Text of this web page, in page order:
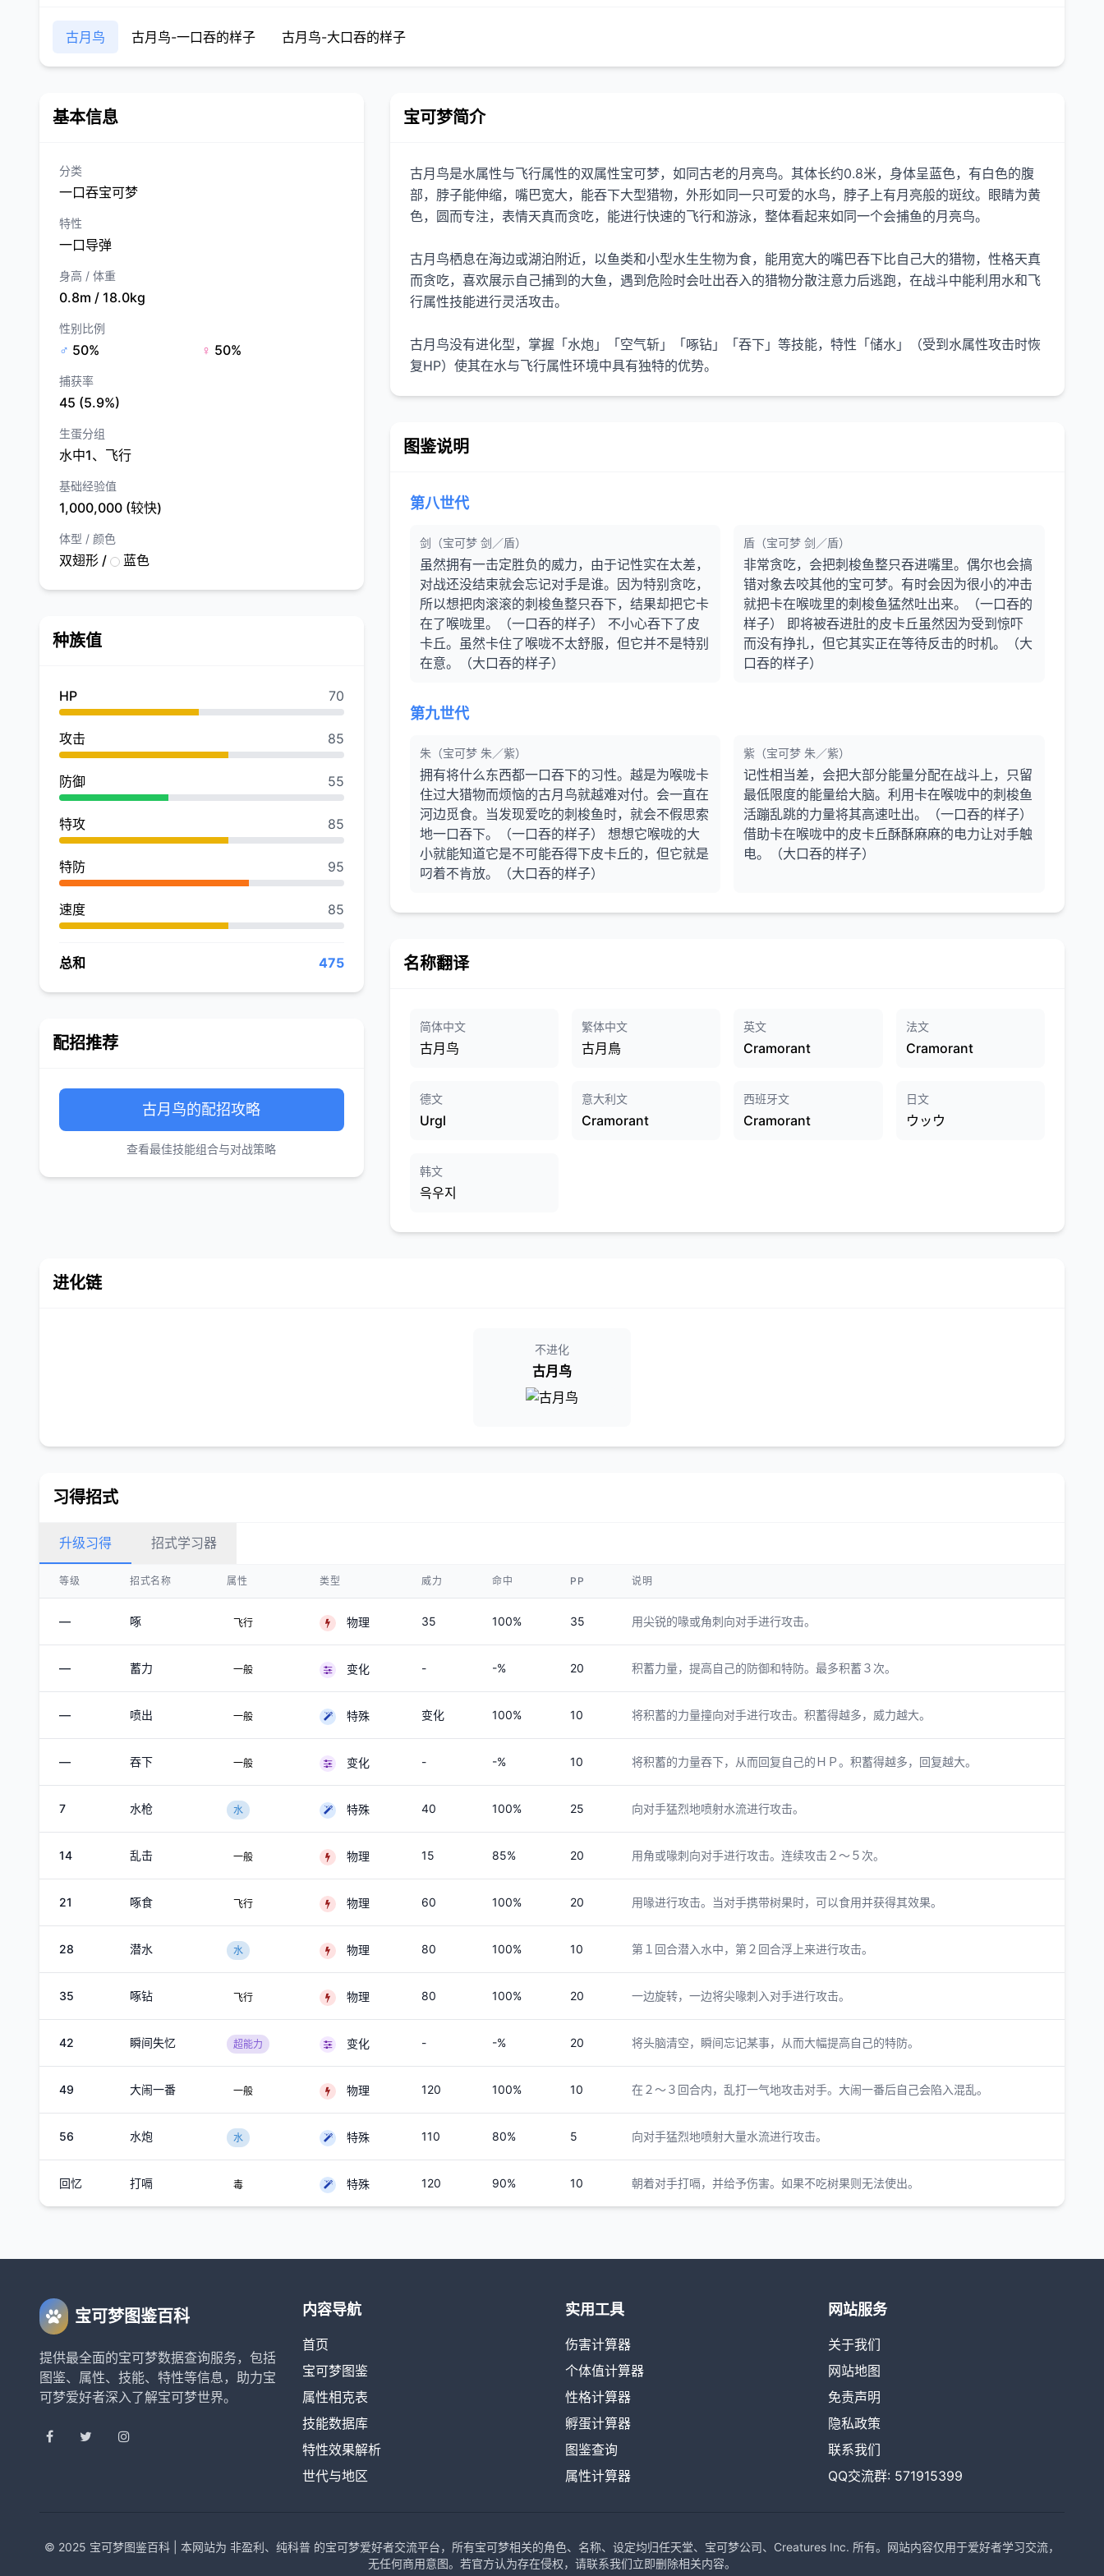
古月鸟 古月鸟-一口吞的样子 古月鸟-大口吞的样子
基本信息
分类
一口吞宝可梦
特性
一口导弹
身高 / 体重
0.8m / 18.0kg
性别比例
♂ 50% ♀ 50%
捕获率
45 (5.9%)
生蛋分组
水中1、飞行
基础经验值
1,000,000 (较快)
体型 / 颜色
双翅形 / 蓝色
种族值
HP 70
攻击 85
防御 55
特攻 85
特防 95
速度 85
总和 475
配招推荐
古月鸟的配招攻略
查看最佳技能组合与对战策略
宝可梦简介
古月鸟是水属性与飞行属性的双属性宝可梦，如同古老的月亮鸟。其体长约0.8米，身体呈蓝色，有白色的腹
部，脖子能伸缩，嘴巴宽大，能吞下大型猎物，外形如同一只可爱的水鸟，脖子上有月亮般的斑纹。眼睛为黄
色，圆而专注，表情天真而贪吃，能进行快速的飞行和游泳，整体看起来如同一个会捕鱼的月亮鸟。
古月鸟栖息在海边或湖泊附近，以鱼类和小型水生生物为食，能用宽大的嘴巴吞下比自己大的猎物，性格天真
而贪吃，喜欢展示自己捕到的大鱼，遇到危险时会吐出吞入的猎物分散注意力后逃跑，在战斗中能利用水和飞
行属性技能进行灵活攻击。
古月鸟没有进化型，掌握「水炮」「空气斩」「啄钻」「吞下」等技能，特性「储水」（受到水属性攻击时恢
复HP）使其在水与飞行属性环境中具有独特的优势。
图鉴说明
第八世代
剑（宝可梦 剑／盾）
虽然拥有一击定胜负的威力，由于记性实在太差，
对战还没结束就会忘记对手是谁。因为特别贪吃，
所以想把肉滚滚的刺梭鱼整只吞下，结果却把它卡
在了喉咙里。（一口吞的样子） 不小心吞下了皮
卡丘。虽然卡住了喉咙不太舒服，但它并不是特别
在意。（大口吞的样子）
盾（宝可梦 剑／盾）
非常贪吃，会把刺梭鱼整只吞进嘴里。偶尔也会搞
错对象去咬其他的宝可梦。有时会因为很小的冲击
就把卡在喉咙里的刺梭鱼猛然吐出来。（一口吞的
样子） 即将被吞进肚的皮卡丘虽然因为受到惊吓
而没有挣扎，但它其实正在等待反击的时机。（大
口吞的样子）
第九世代
朱（宝可梦 朱／紫）
拥有将什么东西都一口吞下的习性。越是为喉咙卡
住过大猎物而烦恼的古月鸟就越难对付。会一直在
河边觅食。当发现爱吃的刺梭鱼时，就会不假思索
地一口吞下。（一口吞的样子） 想想它喉咙的大
小就能知道它是不可能吞得下皮卡丘的，但它就是
叼着不肯放。（大口吞的样子）
紫（宝可梦 朱／紫）
记性相当差，会把大部分能量分配在战斗上，只留
最低限度的能量给大脑。利用卡在喉咙中的刺梭鱼
活蹦乱跳的力量将其高速吐出。（一口吞的样子）
借助卡在喉咙中的皮卡丘酥酥麻麻的电力让对手触
电。（大口吞的样子）
名称翻译
简体中文
古月鸟
繁体中文
古月鳥
英文
Cramorant
法文
Cramorant
德文
Urgl
意大利文
Cramorant
西班牙文
Cramorant
日文
ウッウ
韩文
윽우지
进化链
不进化
古月鸟
习得招式
升级习得 招式学习器
等级 招式名称 属性 类型 威力 命中 PP 说明
— 啄 飞行 物理 35 100% 35 用尖锐的喙或角刺向对手进行攻击。
— 蓄力 一般 变化 - -% 20 积蓄力量，提高自己的防御和特防。最多积蓄３次。
— 喷出 一般 特殊 变化 100% 10 将积蓄的力量撞向对手进行攻击。积蓄得越多，威力越大。
— 吞下 一般 变化 - -% 10 将积蓄的力量吞下，从而回复自己的ＨＰ。积蓄得越多，回复越大。
7 水枪 水 特殊 40 100% 25 向对手猛烈地喷射水流进行攻击。
14 乱击 一般 物理 15 85% 20 用角或喙刺向对手进行攻击。连续攻击２～５次。
21 啄食 飞行 物理 60 100% 20 用喙进行攻击。当对手携带树果时，可以食用并获得其效果。
28 潜水 水 物理 80 100% 10 第１回合潜入水中，第２回合浮上来进行攻击。
35 啄钻 飞行 物理 80 100% 20 一边旋转，一边将尖喙刺入对手进行攻击。
42 瞬间失忆 超能力 变化 - -% 20 将头脑清空，瞬间忘记某事，从而大幅提高自己的特防。
49 大闹一番 一般 物理 120 100% 10 在２～３回合内，乱打一气地攻击对手。大闹一番后自己会陷入混乱。
56 水炮 水 特殊 110 80% 5 向对手猛烈地喷射大量水流进行攻击。
回忆 打嗝 毒 特殊 120 90% 10 朝着对手打嗝，并给予伤害。如果不吃树果则无法使出。
宝可梦图鉴百科
提供最全面的宝可梦数据查询服务，包括
图鉴、属性、技能、特性等信息，助力宝
可梦爱好者深入了解宝可梦世界。
内容导航
首页
宝可梦图鉴
属性相克表
技能数据库
特性效果解析
世代与地区
实用工具
伤害计算器
个体值计算器
性格计算器
孵蛋计算器
图鉴查询
属性计算器
网站服务
关于我们
网站地图
免责声明
隐私政策
联系我们
QQ交流群: 571915399
© 2025 宝可梦图鉴百科 | 本网站为 非盈利、纯科普 的宝可梦爱好者交流平台，所有宝可梦相关的角色、名称、设定均归任天堂、宝可梦公司、Creatures Inc. 所有。网站内容仅用于爱好者学习交流，
无任何商用意图。若官方认为存在侵权，请联系我们立即删除相关内容。